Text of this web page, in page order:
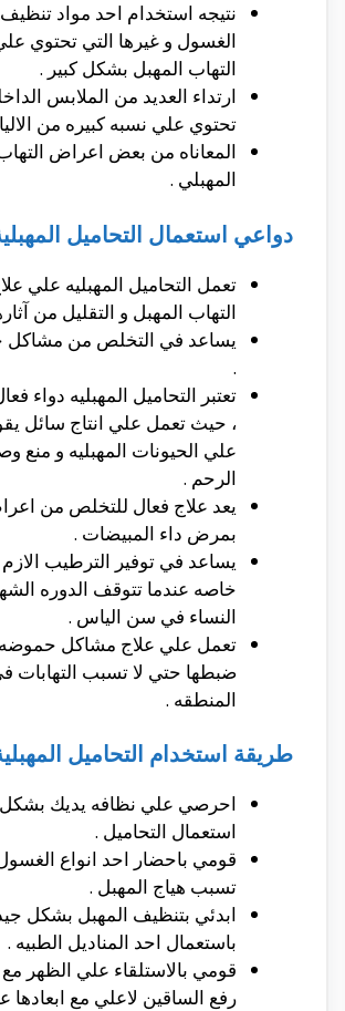
نتيجه استخدام احد مواد
الغسول و غيرها التي تحتوي
التهاب المهبل بشكل كبير .
ارتداء العديد من الملابس
تحتوي علي نسبه كبيره من
المعاناه من بعض اعراض
المهبلي .
دواعي استعمال التحاميل
تعمل التحاميل المهبليه علي
التهاب المهبل و التقليل من
يساعد في التخلص من مشاكل
.
تعتبر التحاميل المهبليه دواء
، حيث تعمل علي انتاج سائل
علي الحيونات المهبليه و منع
الرحم .
يعد علاج فعال للتخلص من
بمرض داء المبيضات .
يساعد في توفير الترطيب
خاصه عندما تتوقف الدوره
النساء في سن الياس .
تعمل علي علاج مشاكل حموضه
ضبطها حتي لا تسبب التهابات
المنطقه .
طريقة استخدام التحاميل
احرصي علي نظافه يديك
استعمال التحاميل .
قومي باحضار احد انواع الغسول
تسبب هياج المهبل .
ابدئي بتنظيف المهبل بشكل
باستعمال احد المناديل الطبيه .
قومي بالاستلقاء علي الظهر
رفع الساقين لاعلي مع